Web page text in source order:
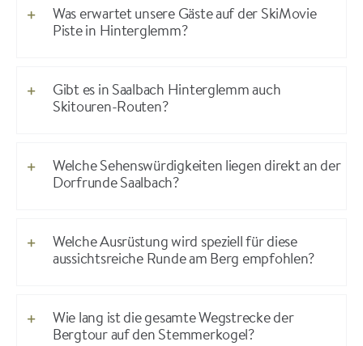
Was erwartet unsere Gäste auf der SkiMovie
Piste in Hinterglemm?
Gibt es in Saalbach Hinterglemm auch
Skitouren-Routen?
Welche Sehenswürdigkeiten liegen direkt an der
Dorfrunde Saalbach?
Welche Ausrüstung wird speziell für diese
aussichtsreiche Runde am Berg empfohlen?
Wie lang ist die gesamte Wegstrecke der
Bergtour auf den Stemmerkogel?